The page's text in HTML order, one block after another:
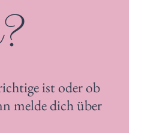
ist oder ob
melde dich über